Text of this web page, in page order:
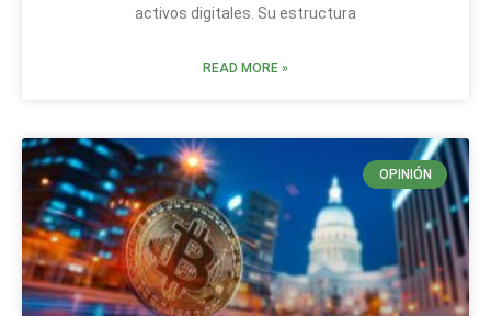
activos digitales. Su estructura
READ MORE »
OPINIÓN